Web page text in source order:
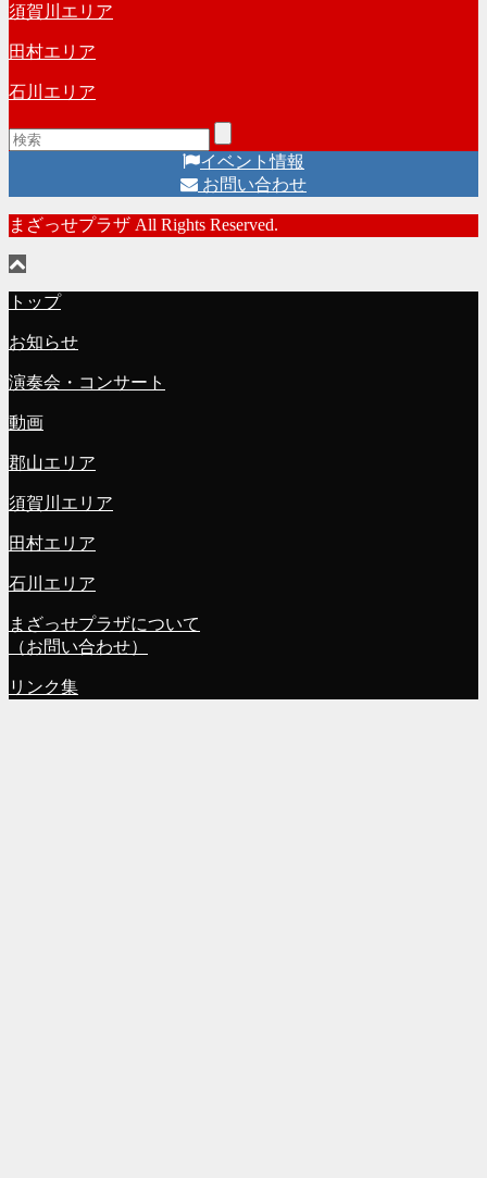
須賀川エリア
田村エリア
石川エリア
イベント情報
お問い合わせ
まざっせプラザ All Rights Reserved.
トップ
お知らせ
演奏会・コンサート
動画
郡山エリア
須賀川エリア
田村エリア
石川エリア
まざっせプラザについて
（お問い合わせ）
リンク集